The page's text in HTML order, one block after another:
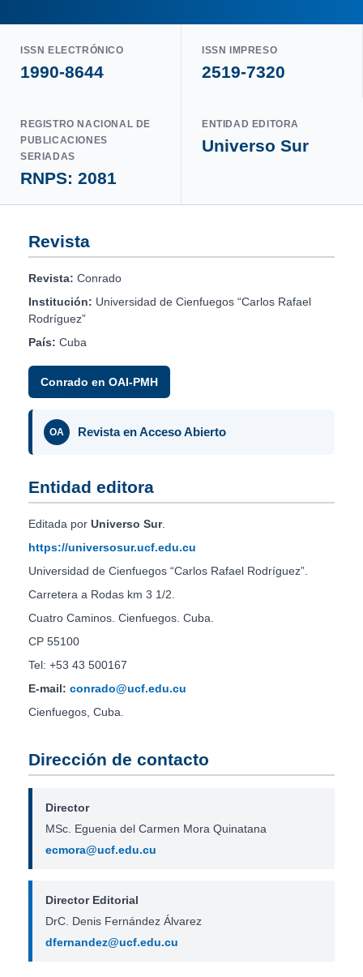
ISSN ELECTRÓNICO
1990-8644
ISSN IMPRESO
2519-7320
REGISTRO NACIONAL DE
PUBLICACIONES
SERIADAS
RNPS: 2081
ENTIDAD EDITORA
Universo Sur
Revista
Revista: Conrado
Institución: Universidad de Cienfuegos “Carlos Rafael
Rodríguez”
País: Cuba
Conrado en OAI-PMH
OA Revista en Acceso Abierto
Entidad editora
Editada por Universo Sur.
https://universosur.ucf.edu.cu
Universidad de Cienfuegos “Carlos Rafael Rodríguez”.
Carretera a Rodas km 3 1/2.
Cuatro Caminos. Cienfuegos. Cuba.
CP 55100
Tel: +53 43 500167
E-mail: conrado@ucf.edu.cu
Cienfuegos, Cuba.
Dirección de contacto
Director
MSc. Eguenia del Carmen Mora Quinatana
ecmora@ucf.edu.cu
Director Editorial
DrC. Denis Fernández Álvarez
dfernandez@ucf.edu.cu